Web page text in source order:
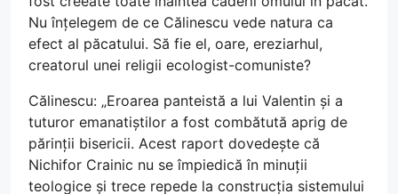
Nu înțelegem de ce Călinescu vede natura ca
efect al păcatului. Să fie el, oare, ereziarhul,
creatorul unei religii ecologist-comuniste?
Călinescu: „Eroarea panteistă a lui Valentin și a
tuturor emanatiștilor a fost combătută aprig de
părinții bisericii. Acest raport dovedește că
Nichifor Crainic nu se împiedică în minuții
teologice și trece repede la construcția sistemului